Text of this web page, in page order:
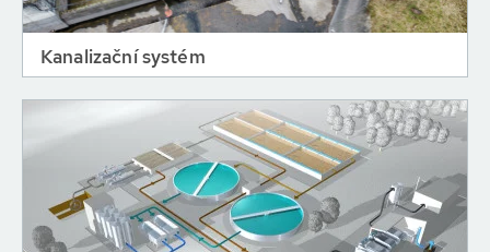
Kanalizační systém